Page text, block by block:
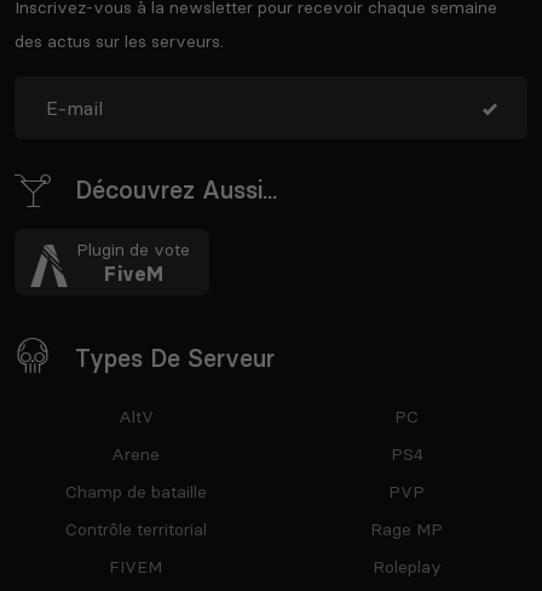
Inscrivez-vous à la newsletter pour recevoir chaque semaine
des actus sur les serveurs.
Découvrez Aussi...
Plugin de vote
FiveM
Types De Serveur
AltV
Arene
Champ de bataille
Contrôle territorial
FIVEM
PC
PS4
PVP
Rage MP
Roleplay